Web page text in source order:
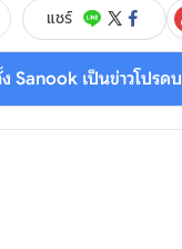
แชร์
Sanook เป็นข่าวโปร